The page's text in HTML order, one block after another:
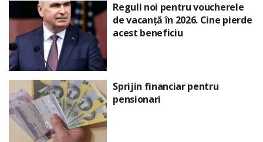
Reguli noi pentru voucherele
de vacanță în 2026. Cine pierde
acest beneficiu
Sprijin financiar pentru
pensionari